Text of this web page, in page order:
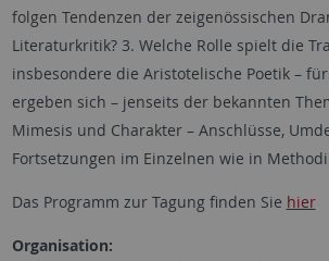
folgen Tendenzen der zeigenössischen
Literaturkritik? 3. Welche Rolle spielt die
insbesondere die Aristotelische Poetik – für
ergeben sich – jenseits der bekannten
Mimesis und Charakter – Anschlüsse,
Fortsetzungen im Einzelnen wie in
Das Programm zur Tagung finden Sie hier
Organisation: